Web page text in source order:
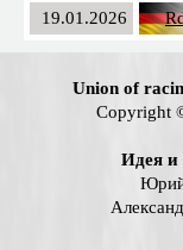
19.01.2026
Union of
Copyright
Идея и